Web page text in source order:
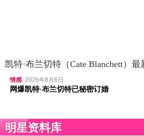
凯特·布兰切特（Cate Blanchett）最
情感 2026年8月6日
网爆凯特·布兰切特已秘密订婚
明星资料库